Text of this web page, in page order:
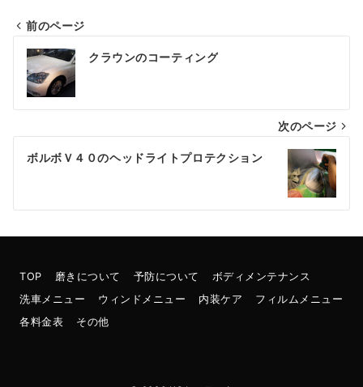
投
稿
ナ
ビ
ゲ
シ
ョ
ン
前のページ
クラウンのコーティング
次のページ
ボルボＶ４０のヘッドライトプロテクション
TOP 磨きについて 予防について
ボディメンテナンス
洗車メニュー
ウィンドメニュー 内装ケア
フィルムメニュー
各料金表
その他